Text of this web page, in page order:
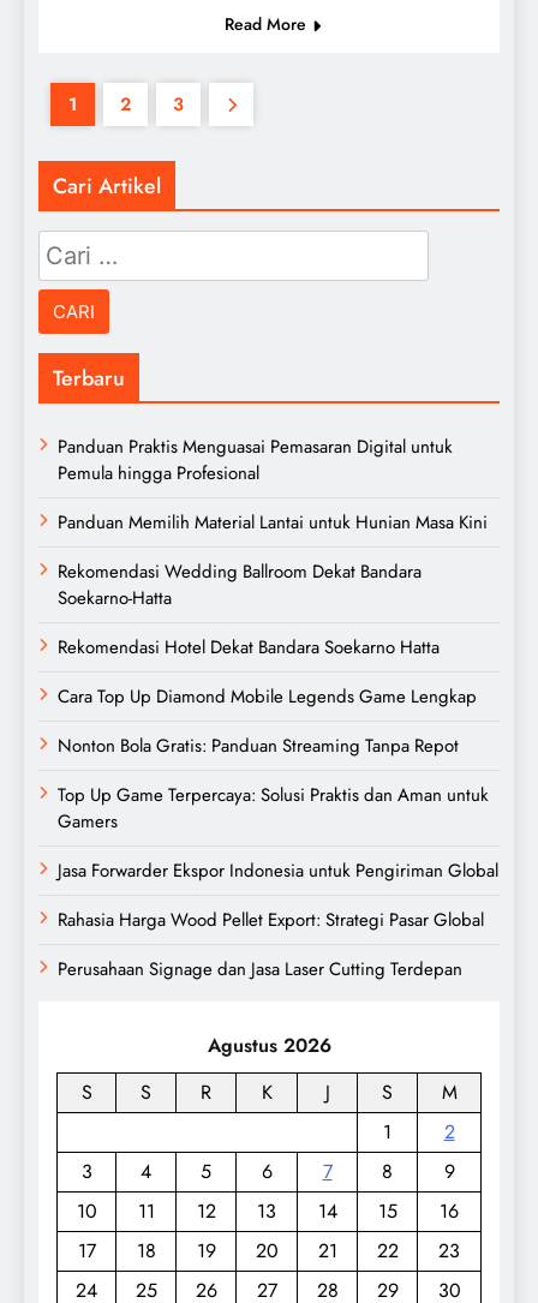
Read More
1 2 3
Cari Artikel
Cari
untuk:
Terbaru
Panduan Praktis Menguasai Pemasaran Digital untuk
Pemula hingga Profesional
Panduan Memilih Material Lantai untuk Hunian Masa Kini
Rekomendasi Wedding Ballroom Dekat Bandara
Soekarno-Hatta
Rekomendasi Hotel Dekat Bandara Soekarno Hatta
Cara Top Up Diamond Mobile Legends Game Lengkap
Nonton Bola Gratis: Panduan Streaming Tanpa Repot
Top Up Game Terpercaya: Solusi Praktis dan Aman untuk
Gamers
Jasa Forwarder Ekspor Indonesia untuk Pengiriman Global
Rahasia Harga Wood Pellet Export: Strategi Pasar Global
Perusahaan Signage dan Jasa Laser Cutting Terdepan
Agustus 2026
S
S R K J S
M
1
2
3
4 5 6 7 8
9
10
11 12 13 14 15
16
17
18 19 20 21 22
23
24
25 26 27 28 29 30